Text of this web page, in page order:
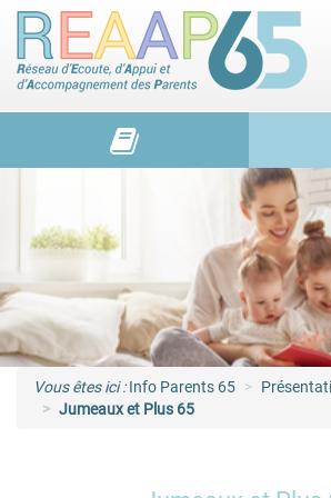
Petite enfance
Enfance
Adolescence et jeunes
Vie de familles
Vous êtes ici :Info Parents 65
Jumeaux et Plus 65